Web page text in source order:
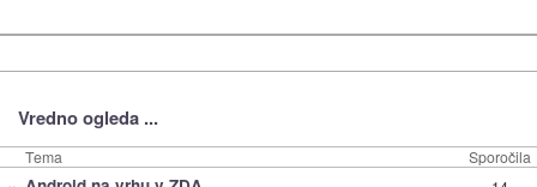
Vredno ogleda ...
Tema Sporočila